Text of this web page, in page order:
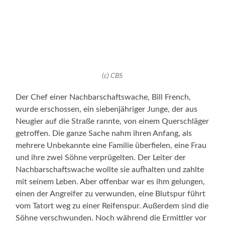
(c) CBS
Der Chef einer Nachbarschaftswache, Bill French,
wurde erschossen, ein siebenjähriger Junge, der aus
Neugier auf die Straße rannte, von einem Querschläger
getroffen. Die ganze Sache nahm ihren Anfang, als
mehrere Unbekannte eine Familie überfielen, eine Frau
und ihre zwei Söhne verprügelten. Der Leiter der
Nachbarschaftswache wollte sie aufhalten und zahlte
mit seinem Leben. Aber offenbar war es ihm gelungen,
einen der Angreifer zu verwunden, eine Blutspur führt
vom Tatort weg zu einer Reifenspur. Außerdem sind die
Söhne verschwunden. Noch während die Ermittler vor